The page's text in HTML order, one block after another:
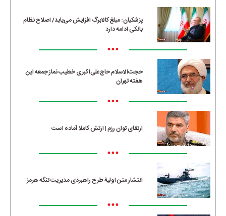
پزشکیان: مبلغ کالابرگ افزایش می‌یابد/ اصلاح نظام
بانکی ادامه دارد
•••
حجت‌الاسلام حاج‌علی‌اکبری خطیب نماز جمعه این
هفته تهران
•••
ارتقای توان رزم | ارتش کاملا آماده است
•••
انتشار متن اولیۀ طرح راهبردی مدیریت تنگه هرمز
•••